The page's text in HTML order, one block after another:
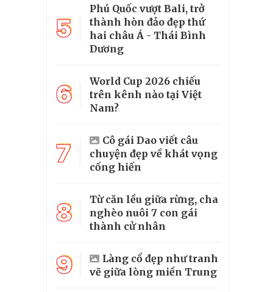
5
Phú Quốc vượt Bali, trở
thành hòn đảo đẹp thứ
hai châu Á - Thái Bình
Dương
6
World Cup 2026 chiếu
trên kênh nào tại Việt
Nam?
7
Cô gái Dao viết câu
chuyện đẹp về khát vọng
cống hiến
8
Từ căn lều giữa rừng, cha
nghèo nuôi 7 con gái
thành cử nhân
9
Làng cổ đẹp như tranh
vẽ giữa lòng miền Trung